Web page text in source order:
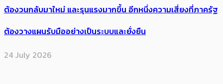
ต้อง​วนกลับมาใหม่ และรุนแรงมากขึ้น อีกหนึ่งความเสี่ยงที่ภาครัฐ
ต้องวางแผนรับมืออย่างเป็นระบบและยั่งยืน
24 July 2026